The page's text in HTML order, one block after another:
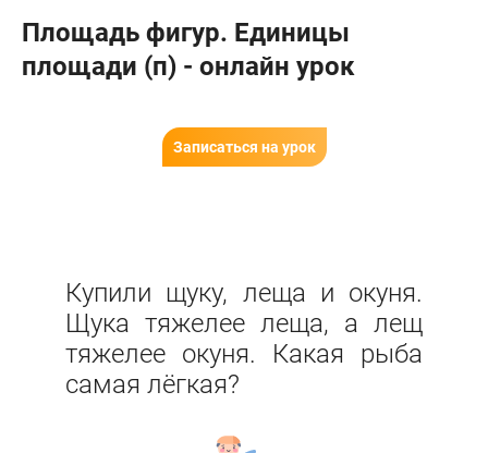
Площадь фигур. Единицы
площади (п) - онлайн урок
Записаться на урок
Купили щуку, леща и окуня.
Щука тяжелее леща, а лещ
тяжелее окуня. Какая рыба
самая лёгкая?